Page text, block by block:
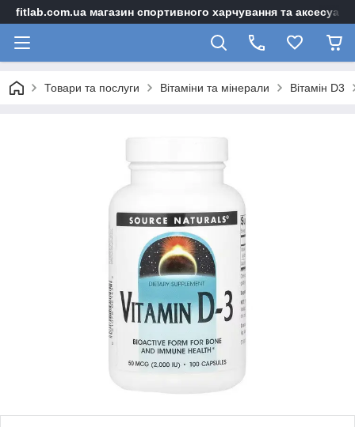
fitlab.com.ua магазин спортивного харчування та
Товари та послуги Вітаміни та мінерали Вітамін D3